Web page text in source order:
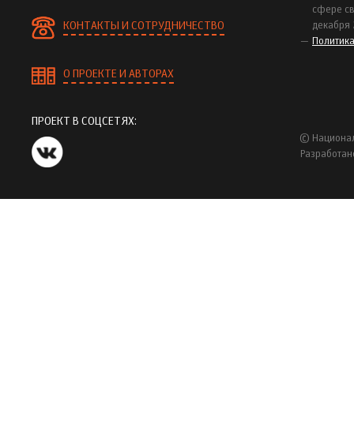
КОНТАКТЫ И СОТРУДНИЧЕСТВО
О ПРОЕКТЕ И АВТОРАХ
сфере
декабря
ПРОЕКТ В СОЦСЕТЯХ:
©